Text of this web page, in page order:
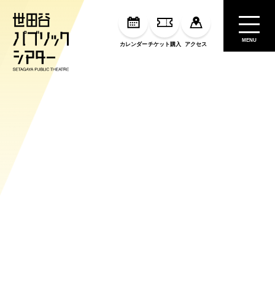
カレンダーチケット購入 アクセス
MENU